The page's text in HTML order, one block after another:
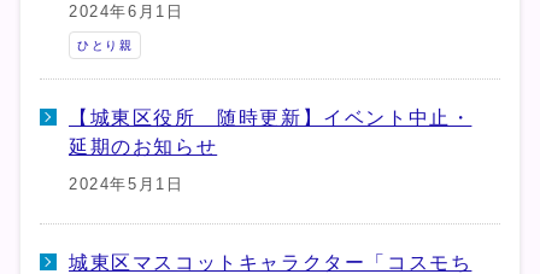
2024年6月1日
ひとり親
【城東区役所 随時更新】イベント中止・
延期のお知らせ
2024年5月1日
城東区マスコットキャラクター「コスモち